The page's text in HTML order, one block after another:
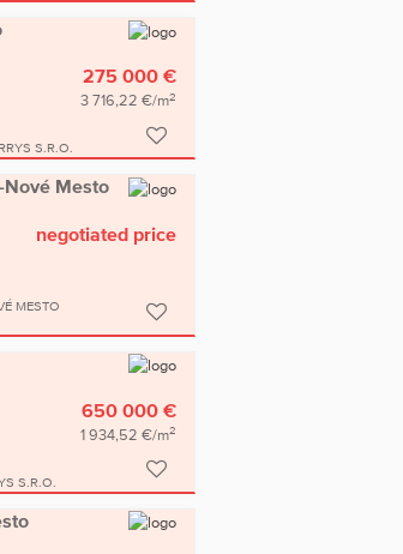
275 000 €
3 716,22 €/m2
S.R.O.
Mesto
negotiated price
MESTO
650 000 €
1 934,52 €/m2
S.R.O.